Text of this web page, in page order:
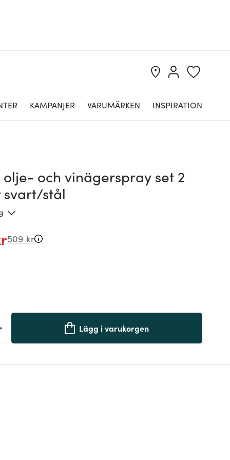
KAMPANJER VARUMÄRKEN INSPIRATION
olje- och vinägerspray set 2
stål
509 kr
Lägg i varukorgen